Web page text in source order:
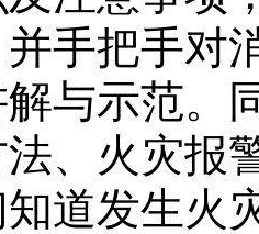
手把手对
与示范。
、火灾报
道发生火